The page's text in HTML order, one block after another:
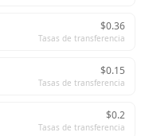
$0.36
Tasas de transferencia
$0.15
Tasas de transferencia
$0.2
Tasas de transferencia